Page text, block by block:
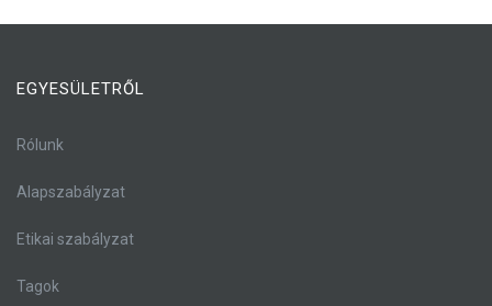
EGYESÜLETRŐL
Rólunk
Alapszabályzat
Etikai szabályzat
Tagok